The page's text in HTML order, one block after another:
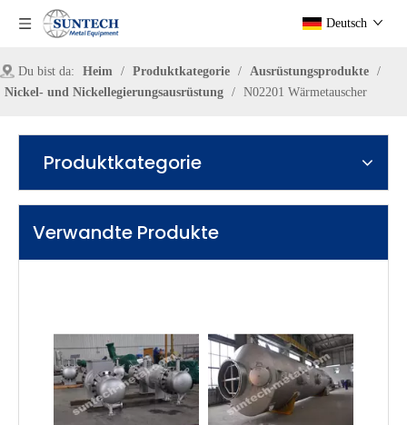
Deutsch
Du bist da: Heim / Produktkategorie / Ausrüstungsprodukte /
Nickel- und Nickellegierungsausrüstung / N02201 Wärmetauscher
Produktkategorie
Verwandte Produkte
N02201 Fallfilm -Verdampfer für die Achsgrad -Soda -Industrie